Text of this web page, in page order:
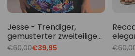
Jesse - Trendiger,
gemusterter zweiteiliger
Tankini für Damen
Translation
€60,00Translation
€39,95